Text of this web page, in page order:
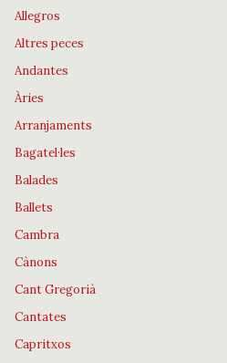
Allegros
Altres peces
Andantes
Àries
Arranjaments
Bagatel·les
Balades
Ballets
Cambra
Cànons
Cant Gregorià
Cantates
Capritxos